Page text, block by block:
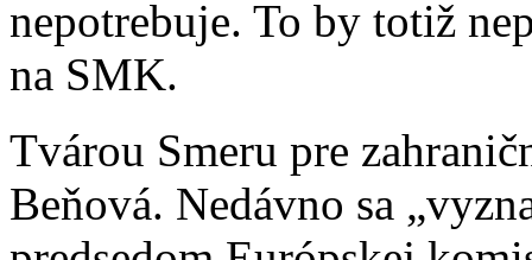
nepotrebuje. To by totiž
na SMK.
Tvárou Smeru pre
Beňová. Nedávno sa